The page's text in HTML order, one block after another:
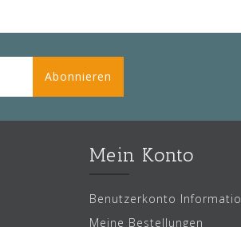
Abonnieren
Mein Konto
Benutzerkonto
Meine Bestellungen